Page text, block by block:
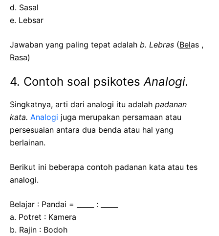
d. Sasal
e. Lebsar
Jawaban yang paling tepat adalah b. Lebras (Belas ,
Rasa)
4. Contoh soal psikotes Analogi.
Singkatnya, arti dari analogi itu adalah padanan
kata. Analogi juga merupakan persamaan atau
persesuaian antara dua benda atau hal yang
berlainan.
Berikut ini beberapa contoh padanan kata atau tes
analogi.
Belajar : Pandai = _____ : _____
a. Potret : Kamera
b. Rajin : Bodoh